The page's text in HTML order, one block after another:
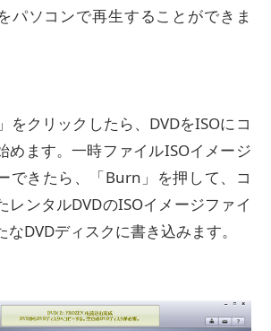
パソコンで再生することができま
をクリックしたら、DVDをISOにコ
めます。一時ファイルISOイメージ
できたら、「Burn」を押して、コ
レンタルDVDのISOイメージファイ
なDVDディスクに書き込みます。